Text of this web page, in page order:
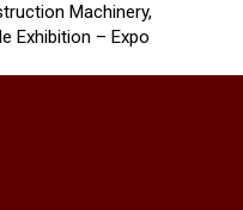
Machinery,
Exhibition – Expo